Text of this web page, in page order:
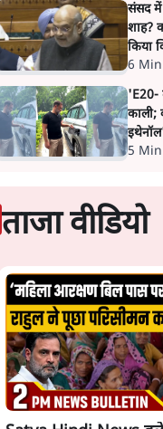
संसद में
शाह?
किया
6 Min
'E20-
काली;
5 Min
ताजा वीडियो